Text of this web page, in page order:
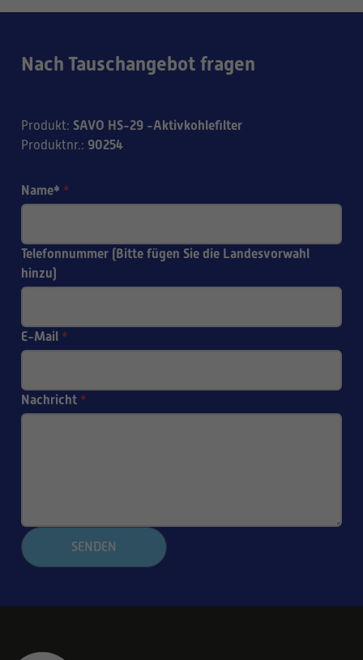
Nach Tauschangebot fragen
Produkt: SAVO HS-29 -Aktivkohlefilter
Produktnr.: 90254
Name* *
Telefonnummer (Bitte fügen Sie die Landesvorwahl
hinzu)
E-Mail *
Nachricht *
SENDEN